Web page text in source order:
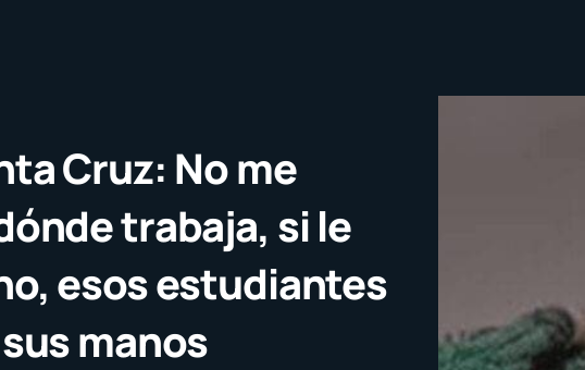
Cruz: No me
trabaja, si le
esos estudiantes
manos